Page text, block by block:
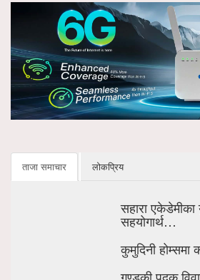
ताजा समाचार लोकप्रिय
सहारा
सहयोगार्थ…
कुमुदिनी होम्समा